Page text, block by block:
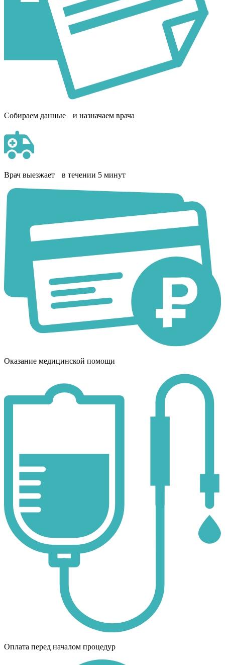
Собираем данные и назначаем врача
Врач выезжает в течении 5 минут
Оказание медицинской помощи
Оплата перед началом процедур